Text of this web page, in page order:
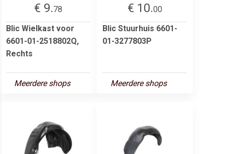
€ 9.78
Blic Wielkast voor
6601-01-2518802Q,
Rechts
Meerdere shops
€ 10.00
Blic Stuurhuis 6601-
01-3277803P
Meerdere shops